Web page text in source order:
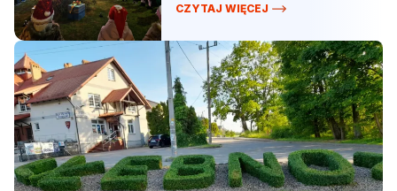
CZYTAJ WIĘCEJ